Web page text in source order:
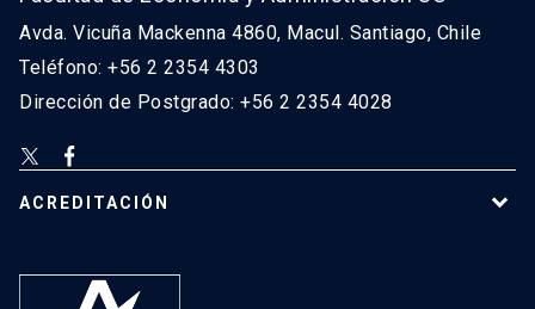
Avda. Vicuña Mackenna 4860, Macul. Santiago, Chile
Teléfono: +56 2 2354 4303
Dirección de Postgrado: +56 2 2354 4028
ACREDITACIÓN